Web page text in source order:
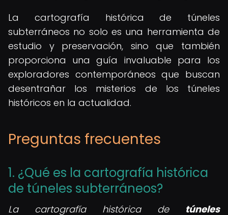
La cartografía histórica de túneles
subterráneos no solo es una herramienta de
estudio y preservación, sino que también
proporciona una guía invaluable para los
exploradores contemporáneos que buscan
desentrañar los misterios de los túneles
históricos en la actualidad.
Preguntas frecuentes
1. ¿Qué es la cartografía histórica
de túneles subterráneos?
La cartografía histórica de túneles